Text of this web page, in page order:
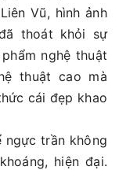
Vũ, hình ảnh
thoát khỏi sự
nghệ thuật
thuật cao mà
cái đẹp khao
ngực trần không
hiện đại.